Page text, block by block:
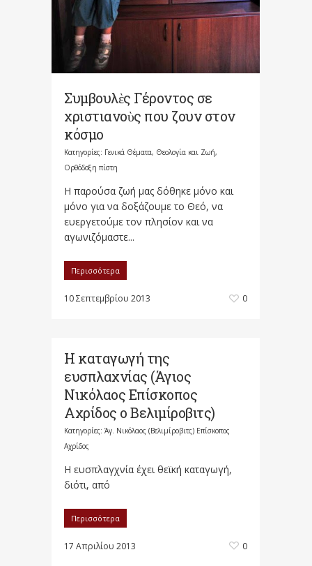
Συμβουλὲς Γέροντος σε
χριστιανοὺς που ζουν στον
κόσμο
Κατηγορίες: Γενικά Θέματα, Θεολογία και Ζωή,
Ορθόδοξη πίστη
Η παρούσα ζωή μας δόθηκε μόνο και
μόνο για να δοξάζουμε το Θεό, να
ευεργετούμε τον πλησίον και να
αγωνιζόμαστε...
Περισσότερα
10 Σεπτεμβρίου 2013 0
Η καταγωγή της
ευσπλαχνίας (Άγιος
Νικόλαος Επίσκοπος
Αχρίδος ο Βελιμίροβιτς)
Κατηγορίες: Άγ. Νικόλαος (Βελιμίροβιτς) Επίσκοπος
Αχρίδος
Η ευσπλαγχνία έχει θεϊκή καταγωγή,
διότι, από
Περισσότερα
17 Απριλίου 2013 0